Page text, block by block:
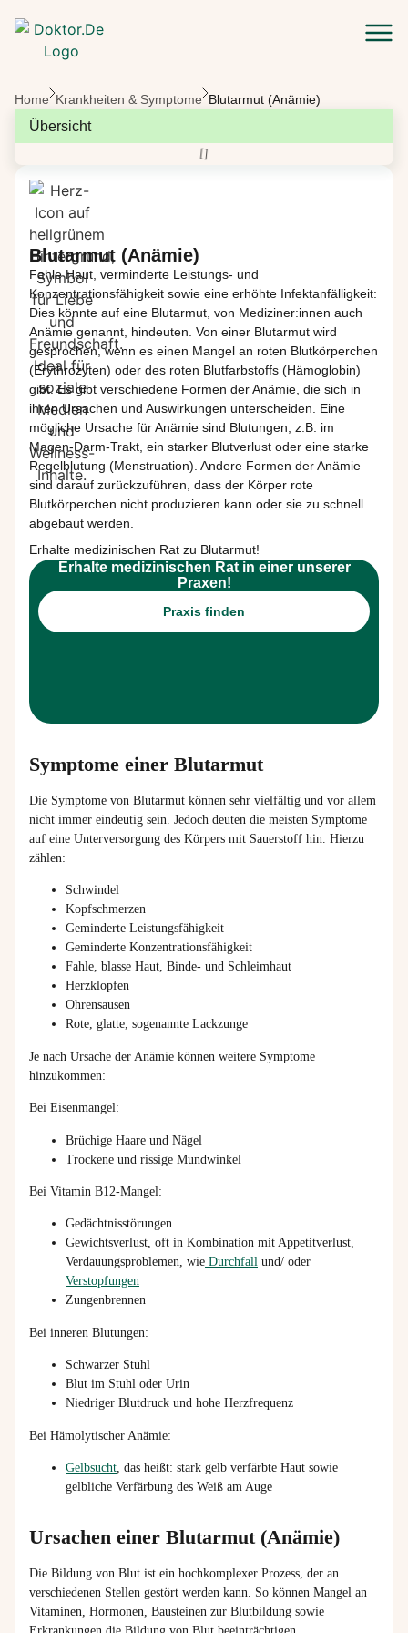
Home Krankheiten & Symptome Blutarmut (Anämie)
Blutarmut (Anämie)
Fahle Haut, verminderte Leistungs- und
Konzentrationsfähigkeit sowie eine erhöhte Infektanfälligkeit:
Dies könnte auf eine Blutarmut, von Mediziner:innen auch
Anämie genannt, hindeuten. Von einer Blutarmut wird
gesprochen, wenn es einen Mangel an roten Blutkörperchen
(Erythrozyten) oder des roten Blutfarbstoffs (Hämoglobin)
gibt.Es gibt verschiedene Formen der Anämie, die sich in
ihren Ursachen und Auswirkungen unterscheiden. Eine
mögliche Ursache für Anämie sind Blutungen, z.B. im
Magen-Darm-Trakt, ein starker Blutverlust oder eine starke
Regelblutung (Menstruation). Andere Formen der Anämie
sind darauf zurückzuführen, dass der Körper rote
Blutkörperchen nicht produzieren kann oder sie zu schnell
abgebaut werden
Erhalte medizinischen Rat zu Blutarmut!
Erhalte medizinischen Rat in einer unserer
Praxen!
Praxis finden
Symptome einer Blutarmut
Die Symptome von Blutarmut können sehr vielfältig und vor allem
nicht immer eindeutig sein. Jedoch deuten die meisten Symptome
auf eine Unterversorgung des Körpers mit Sauerstoff hin. Hierzu
zählen:
Schwindel
Kopfschmerzen
Geminderte Leistungsfähigkeit
Geminderte Konzentrationsfähigkeit
Fahle, blasse Haut, Binde- und Schleimhaut
Herzklopfen
Ohrensausen
Rote, glatte, sogenannte Lackzunge
Je nach Ursache der Anämie können weitere Symptome
hinzukommen:
Bei Eisenmangel:
Brüchige Haare und Nägel
Trockene und rissige Mundwinkel
Bei Vitamin B12-Mangel:
Gedächtnisstörungen
Gewichtsverlust, oft in Kombination mit Appetitverlust,
Verdauungsproblemen, wie Durchfall und/ oder
Verstopfungen
Zungenbrennen
Bei inneren Blutungen:
Schwarzer Stuhl
Blut im Stuhl oder Urin
Niedriger Blutdruck und hohe Herzfrequenz
Bei Hämolytischer Anämie:
Gelbsucht , das heißt: stark gelb verfärbte Haut sowie
gelbliche Verfärbung des Weiß am Auge
Ursachen einer Blutarmut (Anämie)
Die Bildung von Blut ist ein hochkomplexer Prozess, der an
verschiedenen Stellen gestört werden kann. So können Mangel an
Vitaminen, Hormonen, Bausteinen zur Blutbildung sowie
Übersicht